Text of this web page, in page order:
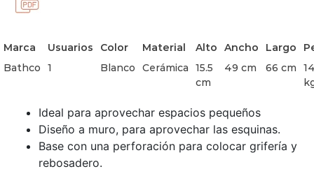
Marca Usuarios Color Material Alto Ancho Largo
Bathco
1 Blanco Cerámica
15.5
cm
49 cm 66 cm
Ideal para aprovechar espacios pequeños
Diseño a muro, para aprovechar las esquinas.
Base con una perforación para colocar grifería y
rebosadero.